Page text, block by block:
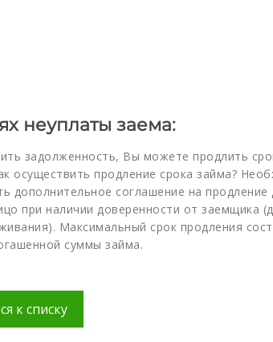
неуплаты заема:
задолженность, Вы можете продлить
осуществить продление срока займа?
дополнительное соглашение на продление
при наличии доверенности от заемщика
Максимальный срок продления
суммы займа.
к списку